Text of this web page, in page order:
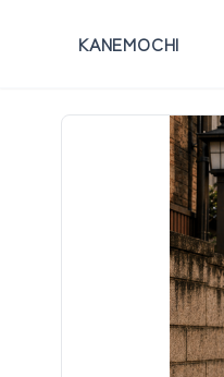
KANEMOCHI